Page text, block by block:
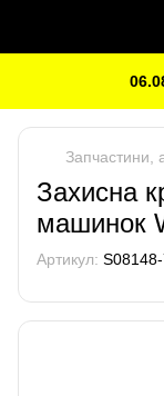
Запчастини,
Захисна
машинок
Артикул: